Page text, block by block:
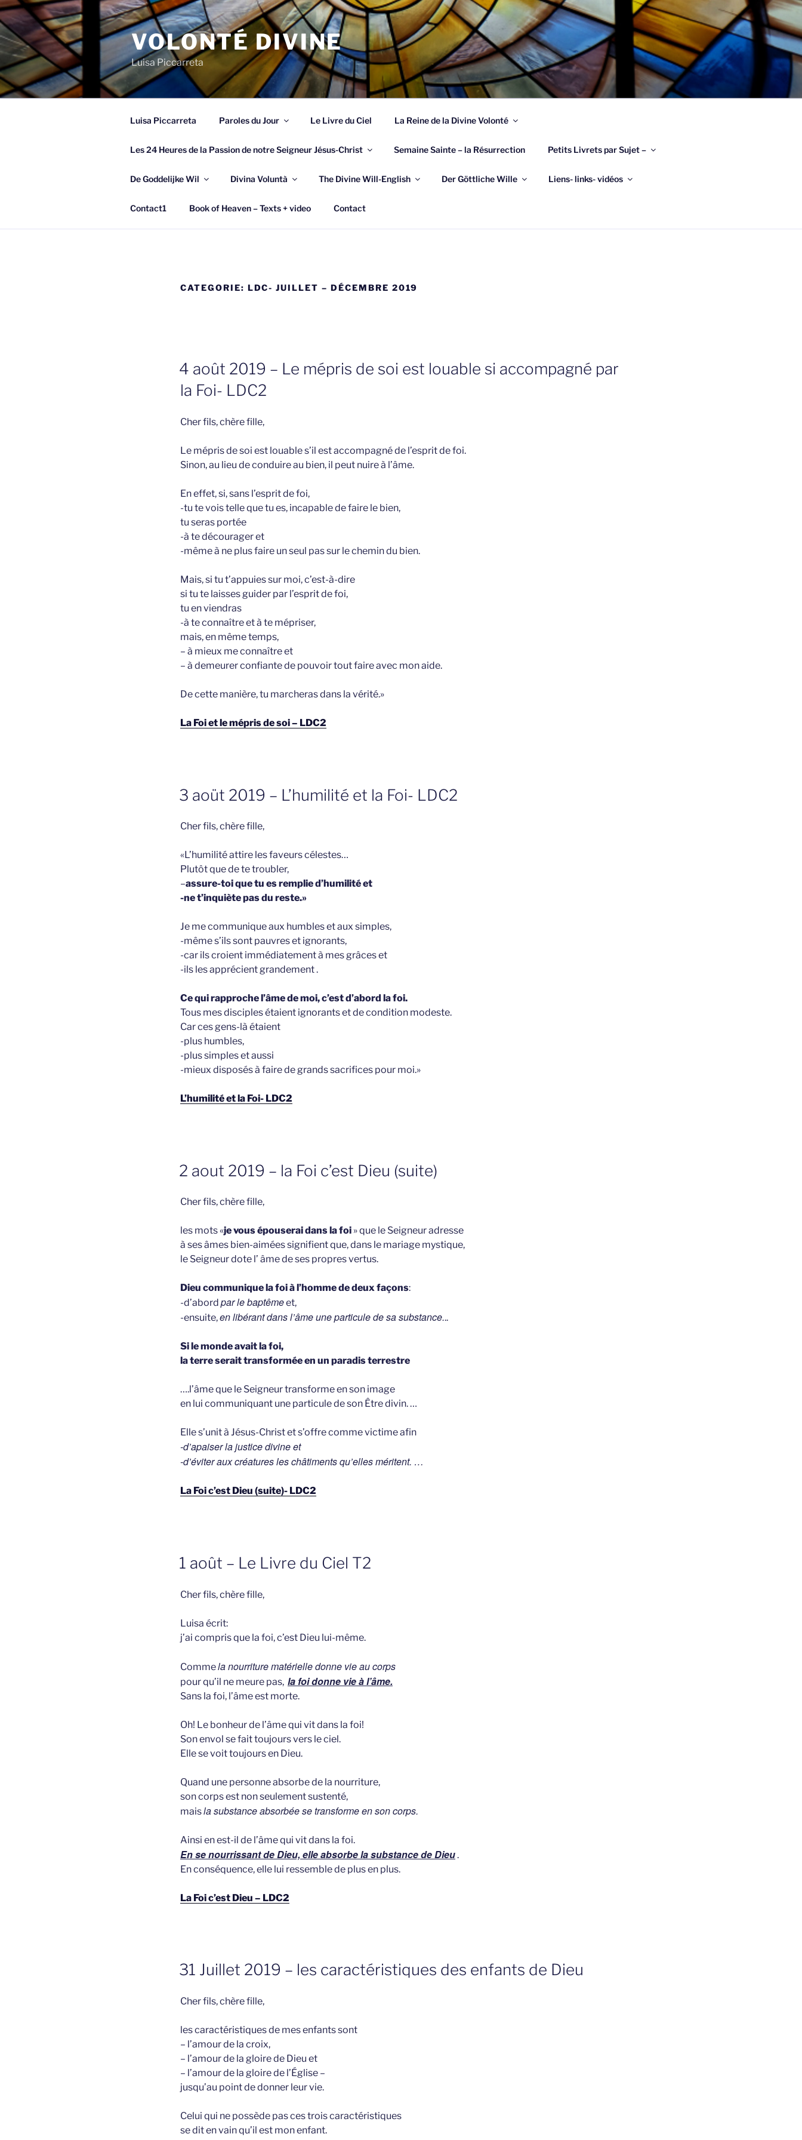
Spring
naar
de
inhoud
VOLONTÉ DIVINE
Luisa Piccarreta
Luisa Piccarreta Paroles du Jour Le Livre du Ciel La Reine de la Divine Volonté
Les 24 Heures de la Passion de notre Seigneur Jésus-Christ Semaine Sainte – la Résurrection Petits Livrets par Sujet –
De Goddelijke Wil Divina Voluntà The Divine Will-English Der Göttliche Wille Liens- links- vidéos
Contact1 Book of Heaven – Texts + video Contact
CATEGORIE: LDC- JUILLET – DÉCEMBRE 2019
GEPLAATST
OP
4 août 2019 – Le mépris de soi est louable si accompagné par
la Foi- LDC2
Cher fils, chère fille,
Le mépris de soi est louable s’il est accompagné de l’esprit de foi.
Sinon, au lieu de conduire au bien, il peut nuire à l’âme.
En effet, si, sans l’esprit de foi,
-tu te vois telle que tu es, incapable de faire le bien,
tu seras portée
-à te décourager et
-même à ne plus faire un seul pas sur le chemin du bien.
Mais, si tu t’appuies sur moi, c’est-à-dire
si tu te laisses guider par l’esprit de foi,
tu en viendras
-à te connaître et à te mépriser,
mais, en même temps,
– à mieux me connaître et
– à demeurer confiante de pouvoir tout faire avec mon aide.
De cette manière, tu marcheras dans la vérité.»
La Foi et le mépris de soi – LDC2
OP
3 aoüt 2019 – L’humilité et la Foi- LDC2
Cher fils, chère fille,
«L’humilité attire les faveurs célestes…
Plutôt que de te troubler,
–assure-toi que tu es remplie d’humilité et
-ne t’inquiète pas du reste.»
Je me communique aux humbles et aux simples,
-même s’ils sont pauvres et ignorants,
-car ils croient immédiatement à mes grâces et
-ils les apprécient grandement .
Ce qui rapproche l’âme de moi, c’est d’abord la foi.
Tous mes disciples étaient ignorants et de condition modeste.
Car ces gens-là étaient
-plus humbles,
-plus simples et aussi
-mieux disposés à faire de grands sacrifices pour moi.»
L’humilité et la Foi- LDC2
GEPLAATST
OP
2 aout 2019 – la Foi c’est Dieu (suite)
Cher fils, chère fille,
les mots «je vous épouserai dans la foi » que le Seigneur adresse
à ses âmes bien-aimées signifient que, dans le mariage mystique,
le Seigneur dote l’ âme de ses propres vertus.
Dieu communique la foi à l’homme de deux façons:
-d’abord par le baptêmeet,
-ensuite,en libérant dans l’âme une particule de sa substance...
Si le monde avait la foi,
la terre serait transformée en un paradis terrestre
….l’âme que le Seigneur transforme en son image
en lui communiquant une particule de son Être divin. …
Elle s’unit à Jésus-Christ et s’offre comme victime afin
-d’apaiser la justice divine et
-d’éviter aux créatures les châtiments qu’elles méritent. …
La Foi c’est Dieu (suite)- LDC2
GEPLAATST
OP
1 août – Le Livre du Ciel T2
Cher fils, chère fille,
Luisa écrit:
j’ai compris que la foi, c’est Dieu lui-même.
Commela nourriture matérielle donne vie au corps
pour qu’il ne meure pas, la foi donne vie à l’âme.
Sans la foi, l’âme est morte.
Oh! Le bonheur de l’âme qui vit dans la foi!
Son envol se fait toujours vers le ciel.
Elle se voit toujours en Dieu.
Quand une personne absorbe de la nourriture,
son corps est non seulement sustenté,
maisla substance absorbée se transforme en son corps.
Ainsi en est-il de l’âme qui vit dans la foi.
En se nourrissant de Dieu, elle absorbe la substance de Dieu.
En conséquence, elle lui ressemble de plus en plus.
La Foi c’est Dieu – LDC2
GEPLAATST
OP
31 Juillet 2019 – les caractéristiques des enfants de Dieu
Cher fils, chère fille,
les caractéristiques de mes enfants sont
– l’amour de la croix,
– l’amour de la gloire de Dieu et
– l’amour de la gloire de l’Église –
jusqu’au point de donner leur vie.
Celui qui ne possède pas ces trois caractéristiques
se dit en vain qu’il est mon enfant.